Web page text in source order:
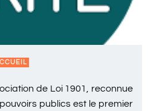
de Loi 1901, reconnue
publics est le premier